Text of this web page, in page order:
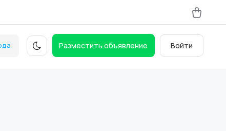
Разместить объявление Войти